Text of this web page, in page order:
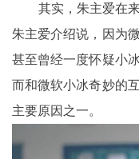
其实，朱主爱在来
朱主爱介绍说，因为
甚至曾经一度怀疑小
而和微软小冰奇妙的
主要原因之一。